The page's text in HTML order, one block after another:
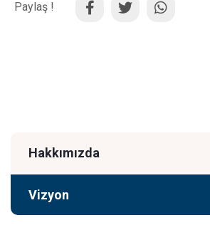
Paylaş !
Hakkımızda
Vizyon